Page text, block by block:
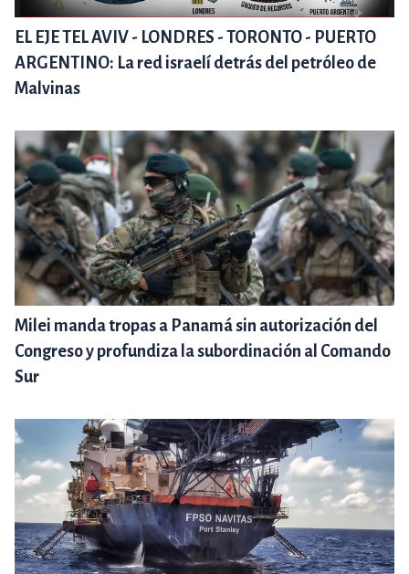
EL EJE TEL AVIV - LONDRES - TORONTO - PUERTO
ARGENTINO: La red israelí detrás del petróleo de
Malvinas
Milei manda tropas a Panamá sin autorización del
Congreso y profundiza la subordinación al Comando
Sur